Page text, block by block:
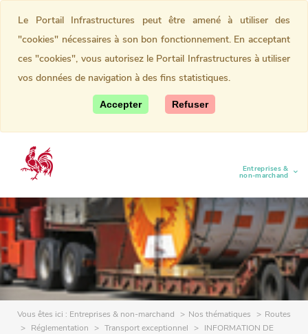
Entreprises &
non-marchand
(current)
Vous êtes ici : Entreprises & non-marchand Nos thématiques
Routes
Réglementation
Transport exceptionnel
INFORMATION DE
Le Portail Infrastructures peut être amené à utiliser des
"cookies" nécessaires à son bon fonctionnement. En acceptant
ces "cookies", vous autorisez le Portail Infrastructures à utiliser
vos données de navigation à des fins statistiques.
Accepter Refuser